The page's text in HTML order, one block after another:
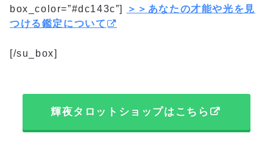
box_color=”#dc143c”]
＞＞あなたの才能や光を見
つける鑑定について
[/su_box]
輝夜タロットショップはこちら